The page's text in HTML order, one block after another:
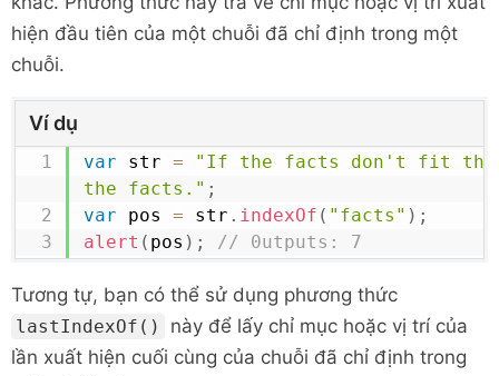
hiện đầu tiên của một chuỗi đã chỉ định trong một
chuỗi.
Ví dụ
var str =
"If the facts don't fit the
the facts." ;
var pos = str . indexOf ( "facts" ) ;
alert ( pos ) ; // 0utputs: 7
Tương tự, bạn có thể sử dụng phương thức
lastIndexOf()
này để lấy chỉ mục hoặc vị trí của
lần xuất hiện cuối cùng của chuỗi đã chỉ định trong